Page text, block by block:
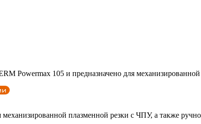
Powermax 105 и предназначено для
плазменной резки с ЧПУ, а также